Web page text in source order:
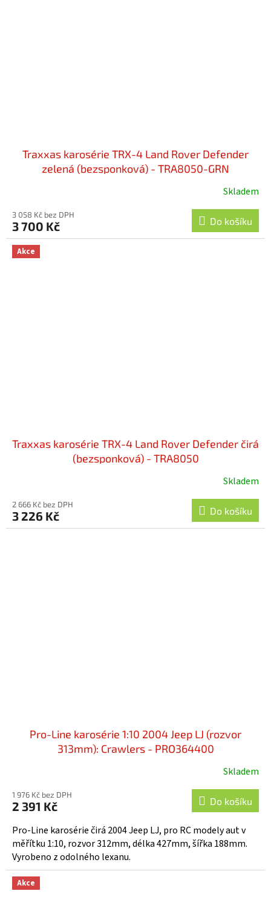
Traxxas karosérie TRX-4 Land Rover Defender
zelená (bezsponková) - TRA8050-GRN
Skladem
3 058 Kč bez DPH
3 700 Kč Do košíku
Akce
Traxxas karosérie TRX-4 Land Rover Defender čirá
(bezsponková) - TRA8050
Skladem
2 666 Kč bez DPH
3 226 Kč Do košíku
Pro-Line karosérie 1:10 2004 Jeep LJ (rozvor
313mm): Crawlers - PRO364400
Skladem
1 976 Kč bez DPH
2 391 Kč Do košíku
Pro-Line karosérie čirá 2004 Jeep LJ, pro RC modely aut v
měřítku 1:10, rozvor 312mm, délka 427mm, šířka 188mm.
Vyrobeno z odolného lexanu.
Akce